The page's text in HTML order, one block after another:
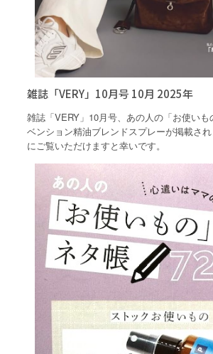
雑誌「VERY」10月号 10月 2025年
雑誌「VERY」10月号、あの人の「お使いも
ベンション精油ブレンドスプレーが掲載さ
にご覧いただけますと幸いです。